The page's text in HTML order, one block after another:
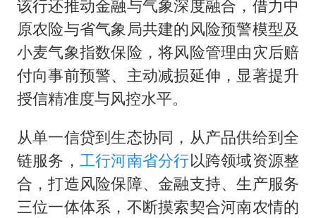
该行还推动金融与气象深度融合，借力中
原农险与省气象局共建的风险预警模型及
小麦气象指数保险，将风险管理由灾后赔
付向事前预警、主动减损延伸，显著提升
授信精准度与风控水平。
从单一信贷到生态协同，从产品供给到全
链服务， 工行河南省分行以跨领域资源整
合，打造风险保障、金融支持、生产服务
三位一体体系，不断摸索契合河南农情的